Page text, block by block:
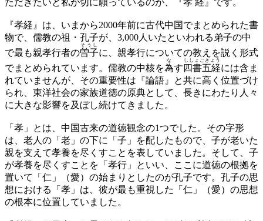
ただきたいと私が切に願っているのが、『孝 経 』です。
『孝経』は、いまから2000年前に古代中国でまとめられた書
物で、儒教の祖・孔子が、3,000人いたといわれる弟子の中
で最も親孝行者の曽子
そうし
に、親孝行についての教えを説く形式
でまとめられています。儒教の中核を為
な
す 四書五経
ししょごきょう
には含ま
れていませんが、その重要性は『論語』と共に高く位置づけ
られ、東洋社会の家族道徳の原典として、長きにわたり人々
に大きな影響を及ぼし続けてきました。
「孝」とは、中国古来の道徳観念の1つでした。その字形
は、老人の「老」の下に「子」を配したもので、子が老いた
親を支えて孝養を尽くすことを表していました。そして、子
が孝養を尽くすことを「孝行」といい、ここに道徳の根拠を
置いて「仁」（愛）の始まりとしたのが孔子です。孔子の思
想における「孝」は、彼が最も重視した「仁」（愛）の思想
の根本に位置していました。